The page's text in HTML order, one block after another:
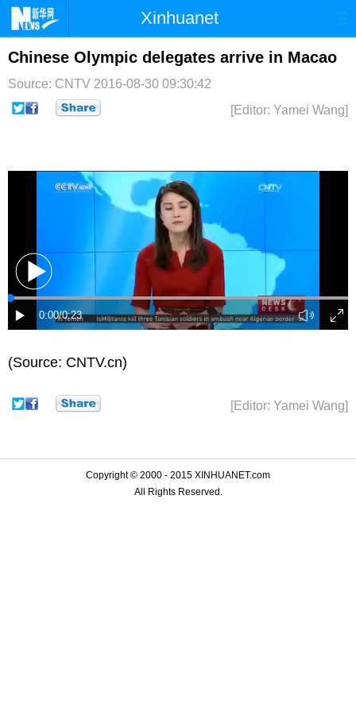
Xinhuanet
首页 时政 国际 港澳
台湾 财经 法治
纪检 科技 军事
博客 微博
Chinese Olympic delegates arrive in Macao
Source: CNTV 2016-08-30 09:30:42
[Editor: Yamei Wang]
(Source: CNTV.cn)
[Editor: Yamei Wang]
Copyright © 2000 - 2015 XINHUANET.com
All Rights Reserved.